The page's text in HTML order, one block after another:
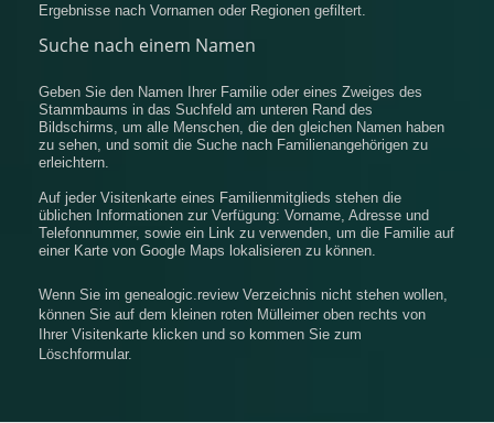
Ergebnisse nach Vornamen oder Regionen gefiltert.
Suche nach einem Namen
Geben Sie den Namen Ihrer Familie oder eines Zweiges des
Stammbaums in das Suchfeld am unteren Rand des
Bildschirms, um alle Menschen, die den gleichen Namen haben
zu sehen, und somit die Suche nach Familienangehörigen zu
erleichtern.
Auf jeder Visitenkarte eines Familienmitglieds stehen die
üblichen Informationen zur Verfügung: Vorname, Adresse und
Telefonnummer, sowie ein Link zu verwenden, um die Familie auf
einer Karte von Google Maps lokalisieren zu können.
Wenn Sie im genealogic.review Verzeichnis nicht stehen wollen,
können Sie auf dem kleinen roten Mülleimer oben rechts von
Ihrer Visitenkarte klicken und so kommen Sie zum
Löschformular.